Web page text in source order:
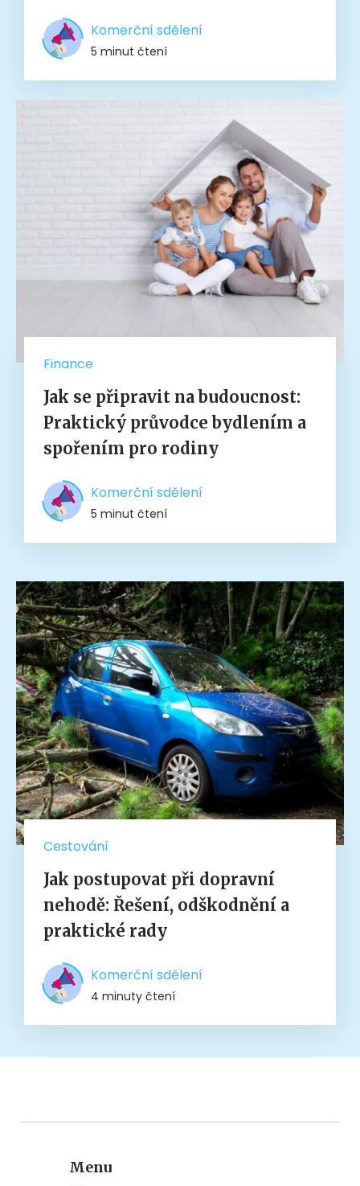
Komerční sdělení
5 minut čtení
Finance
Jak se připravit na budoucnost:
Praktický průvodce bydlením a
spořením pro rodiny
Komerční sdělení
5 minut čtení
Cestování
Jak postupovat při dopravní
nehodě: Řešení, odškodnění a
praktické rady
Komerční sdělení
4 minuty čtení
Menu